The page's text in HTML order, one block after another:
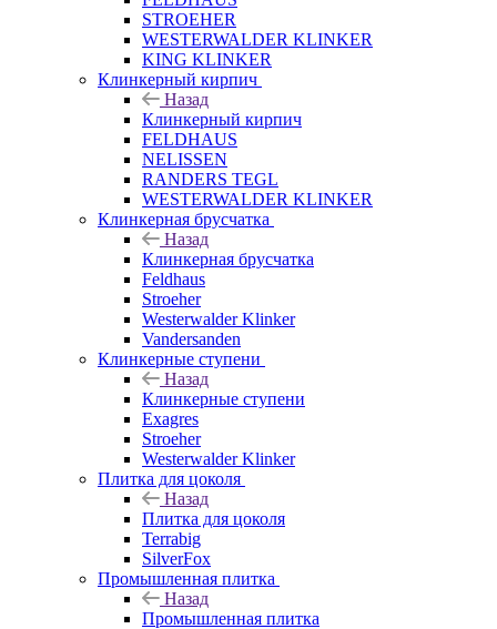
STROEHER
WESTERWALDER KLINKER
KING KLINKER
Клинкерный кирпич
Назад
Клинкерный кирпич
FELDHAUS
NELISSEN
RANDERS TEGL
WESTERWALDER KLINKER
Клинкерная брусчатка
Назад
Клинкерная брусчатка
Feldhaus
Stroeher
Westerwalder Klinker
Vandersanden
Клинкерные ступени
Назад
Клинкерные ступени
Exagres
Stroeher
Westerwalder Klinker
Плитка для цоколя
Назад
Плитка для цоколя
Terrabig
SilverFox
Промышленная плитка
Назад
Промышленная плитка